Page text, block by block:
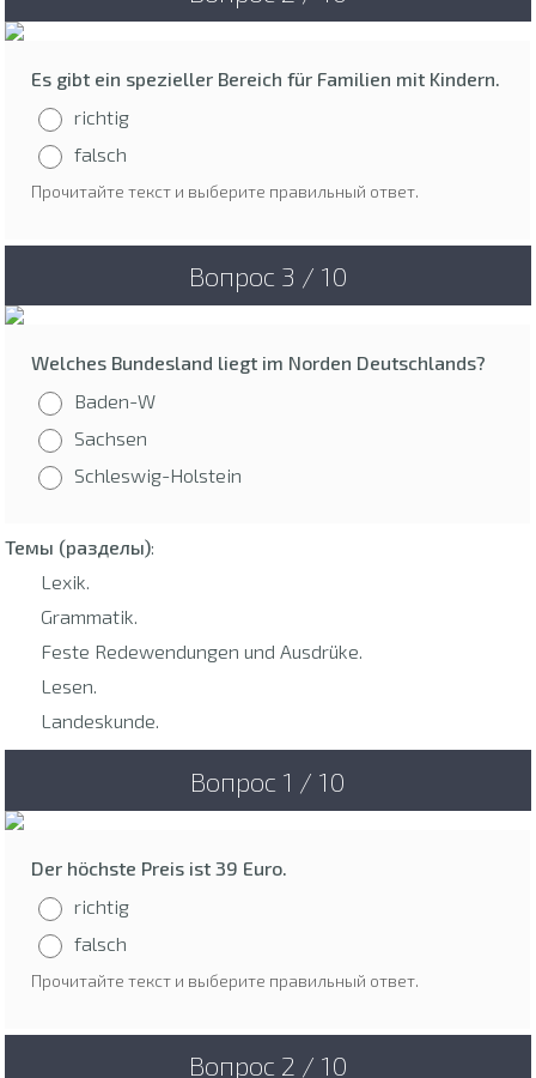
Es gibt ein spezieller Bereich für Familien mit Kindern.
richtig
falsch
Прочитайте текст и выберите правильный ответ.
Вопрос 3 / 10
Welches Bundesland liegt im Norden Deutschlands?
Baden-W
Sachsen
Schleswig-Holstein
Темы (разделы):
Lexik.
Grammatik.
Feste Redewendungen und Ausdrüke.
Lesen.
Landeskunde.
Вопрос 1 / 10
Der höchste Preis ist 39 Euro.
richtig
falsch
Прочитайте текст и выберите правильный ответ.
Вопрос 2 / 10